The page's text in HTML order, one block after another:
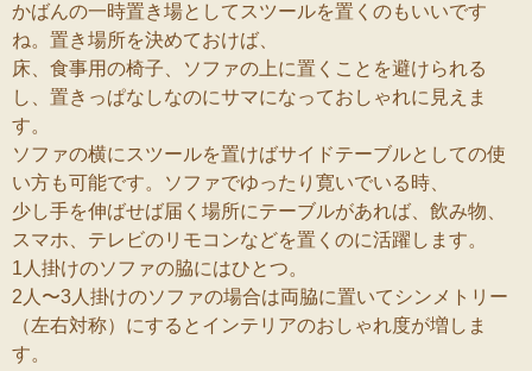
かばんの一時置き場としてスツールを置くのもいいです
ね。置き場所を決めておけば、
床、食事用の椅子、ソファの上に置くことを避けられる
し、置きっぱなしなのにサマになっておしゃれに見えま
す。
ソファの横にスツールを置けばサイドテーブルとしての使
い方も可能です。ソファでゆったり寛いでいる時、
少し手を伸ばせば届く場所にテーブルがあれば、飲み物、
スマホ、テレビのリモコンなどを置くのに活躍します。
1人掛けのソファの脇にはひとつ。
2人〜3人掛けのソファの場合は両脇に置いてシンメトリー
（左右対称）にするとインテリアのおしゃれ度が増しま
す。